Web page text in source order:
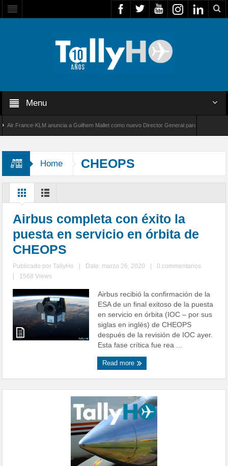
Menu
France-KLM anuncia a Guilhem Mallet como nuevo Director General para América Latina
Home CHEOPS
Airbus completa con éxito la
puesta en servicio en órbita de
CHEOPS
Publicado porTallyHo Date: marzo 26, 2020
0 commentarios
1568 Views
Airbus recibió la confirmación de la
ESA de un final exitoso de la puesta
en servicio en órbita (IOC – por sus
siglas en inglés) de CHEOPS
después de la revisión de IOC ayer.
Esta fase crítica fue rea ...
Read more